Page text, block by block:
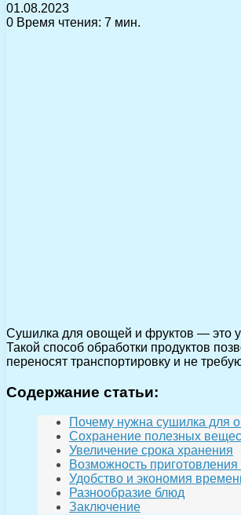
01.08.2023
0 Время чтения: 7 мин.
Сушилка для овощей и фруктов — это
Такой способ обработки продуктов
переносят транспортировку и не
Содержание статьи:
Почему нужна сушилка для
Сохранение полезных
Увеличение срока хранения
Возможность
Удобство и экономия
Разнообразие блюд
Заключение